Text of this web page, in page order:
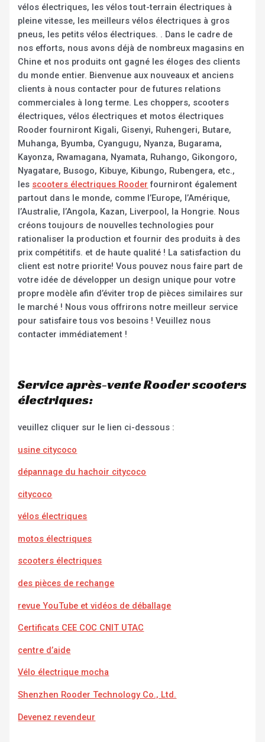
vélos électriques, les vélos tout-terrain électriques à
pleine vitesse, les meilleurs vélos électriques à gros
pneus, les petits vélos électriques. . Dans le cadre de
nos efforts, nous avons déjà de nombreux magasins en
Chine et nos produits ont gagné les éloges des clients
du monde entier. Bienvenue aux nouveaux et anciens
clients à nous contacter pour de futures relations
commerciales à long terme. Les choppers, scooters
électriques, vélos électriques et motos électriques
Rooder fourniront Kigali, Gisenyi, Ruhengeri, Butare,
Muhanga, Byumba, Cyangugu, Nyanza, Bugarama,
Kayonza, Rwamagana, Nyamata, Ruhango, Gikongoro,
Nyagatare, Busogo, Kibuye, Kibungo, Rubengera, etc.,
les scooters électriques Rooder fourniront également
partout dans le monde, comme l’Europe, l’Amérique,
l’Australie, l’Angola, Kazan, Liverpool, la Hongrie. Nous
créons toujours de nouvelles technologies pour
rationaliser la production et fournir des produits à des
prix compétitifs. et de haute qualité ! La satisfaction du
client est notre priorite! Vous pouvez nous faire part de
votre idée de développer un design unique pour votre
propre modèle afin d’éviter trop de pièces similaires sur
le marché ! Nous vous offrirons notre meilleur service
pour satisfaire tous vos besoins ! Veuillez nous
contacter immédiatement !
Service après-vente Rooder scooters
électriques:
veuillez cliquer sur le lien ci-dessous :
usine citycoco
dépannage du hachoir citycoco
citycoco
vélos électriques
motos électriques
scooters électriques
des pièces de rechange
revue YouTube et vidéos de déballage
Certificats CEE COC CNIT UTAC
centre d’aide
Vélo électrique mocha
Shenzhen Rooder Technology Co., Ltd.
Devenez revendeur